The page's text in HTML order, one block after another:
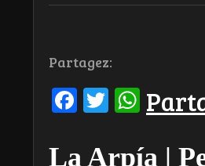
Partagez:
Facebook
Twitter
La Arpía |